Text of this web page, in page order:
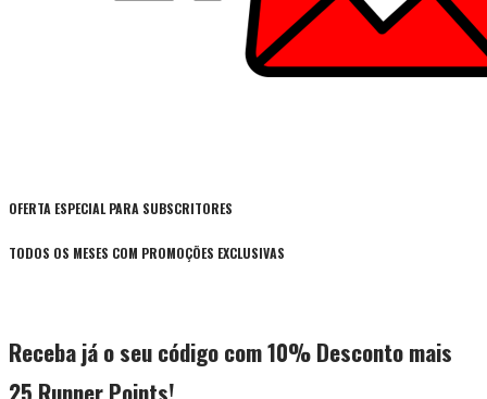
OFERTA ESPECIAL PARA SUBSCRITORES
TODOS OS MESES COM PROMOÇÕES EXCLUSIVAS
Receba já o seu código com 10% Desconto mais